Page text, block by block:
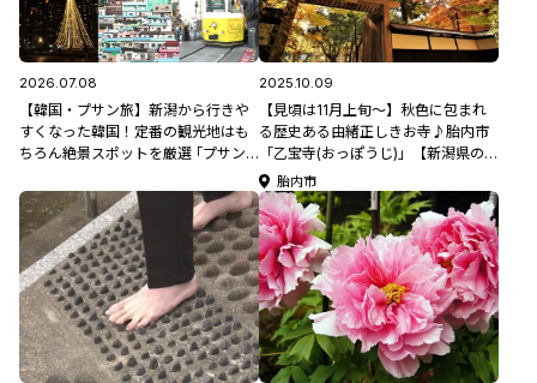
2026.07.08
【韓国・プサン旅】新潟から行きや
すくなった韓国！定番の観光地はも
ちろん絶景スポットを厳選 ｢プサン
2025.10.09
【見頃は11月上旬～】秋色に包まれ
る歴史ある由緒正しきお寺♪胎内市
「乙宝寺(おっぽうじ)」【新潟県の紅
葉スポット特集2025】
胎内市